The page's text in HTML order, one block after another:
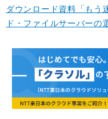
ダウンロード資料「もう
ド・ファイルサーバーの